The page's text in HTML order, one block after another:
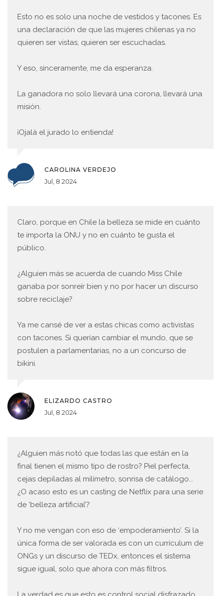
Esto no es solo una noche de vestidos y tacones. Es
una declaración de que las mujeres chilenas ya no
quieren ser vistas, quieren ser escuchadas.
Y eso, sinceramente, me da esperanza.
La ganadora no solo llevará una corona, llevará una
misión.
¡Ojalá el jurado lo entienda!
CAROLINA VERDEJO
Jul, 8 2024
Claro, porque en Chile la belleza se mide en cuánto
te importa la ONU y no en cuánto te gusta el
público.
¿Alguien más se acuerda de cuando Miss Chile
ganaba por sonreír bien y no por hacer un discurso
sobre reciclaje?
Ya me cansé de ver a estas chicas como activistas
con tacones. Si querían cambiar el mundo, que se
postulen a parlamentarias, no a un concurso de
bikini.
ELIZARDO CASTRO
Jul, 8 2024
¿Alguien más notó que todas las que están en la
final tienen el mismo tipo de rostro? Piel perfecta,
cejas depiladas al milímetro, sonrisa de catálogo...
¿O acaso esto es un casting de Netflix para una serie
de ‘belleza artificial’?
Y no me vengan con eso de ‘empoderamiento’. Si la
única forma de ser valorada es con un currículum de
ONGs y un discurso de TEDx, entonces el sistema
sigue igual, solo que ahora con más filtros.